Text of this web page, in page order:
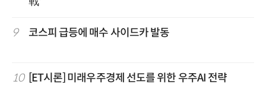
9 코스피 급등에 매수 사이드카 발동
10 [ET시론] 미래우주경제 선도를 위한 우주AI 전략